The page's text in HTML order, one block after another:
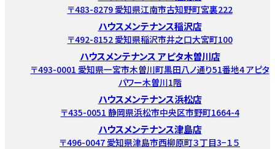
〒483-8279 愛知県江南市古知野町宮裏222
ハウスメンテナンス稲沢店
〒492-8152 愛知県稲沢市井之口大宮町100
ハウスメンテナンス アピタ木曽川店
〒493-0001 愛知県一宮市木曽川町黒田八ノ通り51番地4 アピタ
パワー木曽川1階
ハウスメンテナンス浜松店
〒435-0051 静岡県浜松市中央区市野町1664-4
ハウスメンテナンス津島店
〒496-0047 愛知県津島市西柳原町３丁目3−１５